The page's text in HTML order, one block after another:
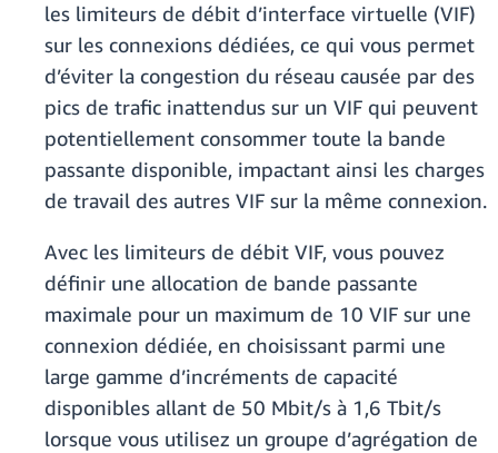
les limiteurs de débit d’interface virtuelle (VIF)
sur les connexions dédiées, ce qui vous permet
d’éviter la congestion du réseau causée par des
pics de trafic inattendus sur un VIF qui peuvent
potentiellement consommer toute la bande
passante disponible, impactant ainsi les charges
de travail des autres VIF sur la même connexion.
Avec les limiteurs de débit VIF, vous pouvez
définir une allocation de bande passante
maximale pour un maximum de 10 VIF sur une
connexion dédiée, en choisissant parmi une
large gamme d’incréments de capacité
disponibles allant de 50 Mbit/s à 1,6 Tbit/s
lorsque vous utilisez un groupe d’agrégation de